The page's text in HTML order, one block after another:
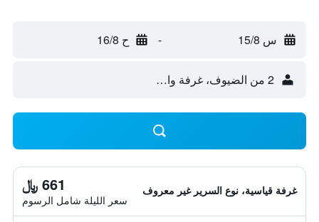
س 15/8 - ح 16/8
2 من الضيوف، غرفة واحدة
غرفة قياسية، نوع السرير غير معروف 661 ﷼
سعر الليلة شامل الرسوم